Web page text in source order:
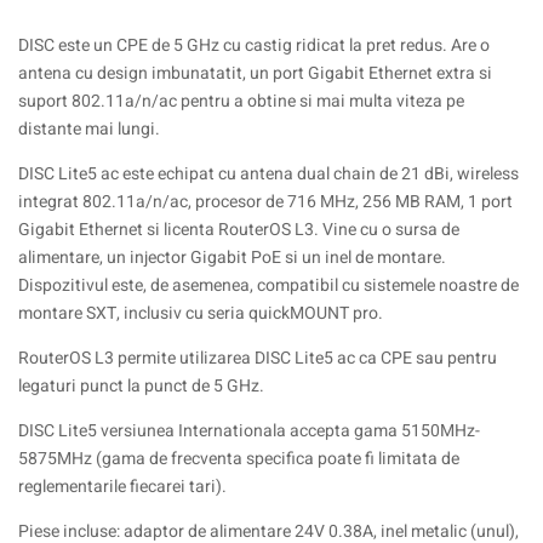
DISC este un CPE de 5 GHz cu castig ridicat la pret redus. Are o
antena cu design imbunatatit, un port Gigabit Ethernet extra si
suport 802.11a/n/ac pentru a obtine si mai multa viteza pe
distante mai lungi.
DISC Lite5 ac este echipat cu antena dual chain de 21 dBi, wireless
integrat 802.11a/n/ac, procesor de 716 MHz, 256 MB RAM, 1 port
Gigabit Ethernet si licenta RouterOS L3. Vine cu o sursa de
alimentare, un injector Gigabit PoE si un inel de montare.
Dispozitivul este, de asemenea, compatibil cu sistemele noastre de
montare SXT, inclusiv cu seria quickMOUNT pro.
RouterOS L3 permite utilizarea DISC Lite5 ac ca CPE sau pentru
legaturi punct la punct de 5 GHz.
DISC Lite5 versiunea Internationala accepta gama 5150MHz-
5875MHz (gama de frecventa specifica poate fi limitata de
reglementarile fiecarei tari).
Piese incluse: adaptor de alimentare 24V 0.38A, inel metalic (unul),